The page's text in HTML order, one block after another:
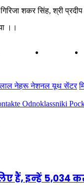
शकर सिंह, श्री
।।
नेहरू नेशनल यूथ सेंटर
Odnoklassniki
हैं, इन्‍हें